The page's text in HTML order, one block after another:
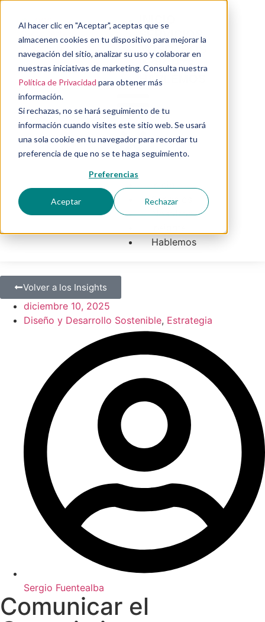
Al hacer clic en "Aceptar", aceptas que se
almacenen cookies en tu dispositivo para mejorar la
navegación del sitio, analizar su uso y colaborar en
nuestras iniciativas de marketing. Consulta nuestra
Política de Privacidad para obtener más
información.
Si rechazas, no se hará seguimiento de tu
información cuando visites este sitio web. Se usará
una sola cookie en tu navegador para recordar tu
preferencia de que no se te haga seguimiento.
Preferencias
Aceptar Rechazar
SERVICIOS
NOSOTROS
INSIGHTS
HABLEMOS
Inicio
Servicios
Nosotros
Hablemos
Volver a los Insights
diciembre 10, 2025
Diseño y Desarrollo Sostenible, Estrategia
Sergio Fuentealba
Comunicar el